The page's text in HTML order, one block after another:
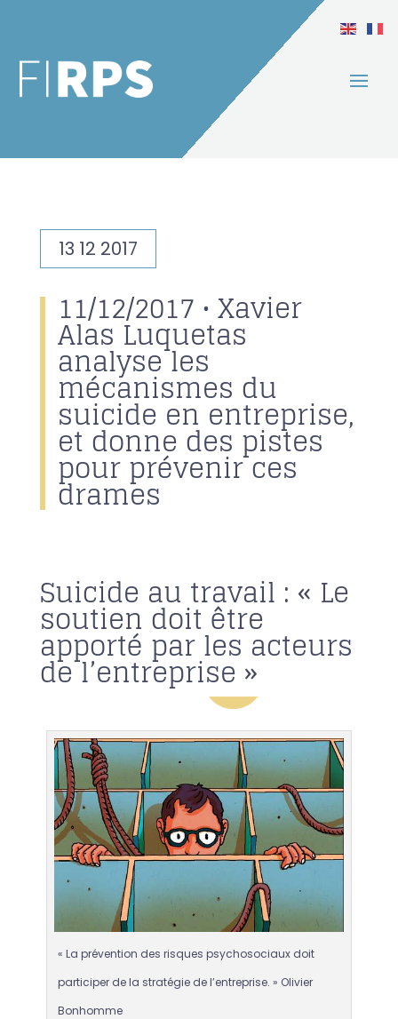
13 12 2017
11/12/2017 • Xavier
Alas Luquetas
analyse les
mécanismes du
suicide en entreprise,
et donne des pistes
pour prévenir ces
drames
Suicide au travail : « Le
soutien doit être
apporté par les acteurs
de l’entreprise »
« La prévention des risques psychosociaux doit
participer de la stratégie de l’entreprise. » Olivier
Bonhomme